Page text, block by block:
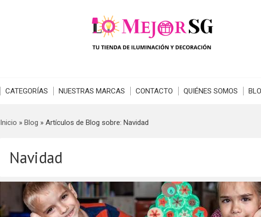
CATEGORÍAS NUESTRAS MARCAS CONTACTO QUIÉNES SOMOS
Inicio » Blog » Artículos de Blog sobre: Navidad
Navidad